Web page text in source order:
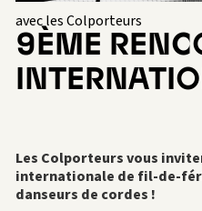
avec les Colporteurs
9ÈME
Les Colporteurs vous
internationale de fil-de-
danseurs de cordes !